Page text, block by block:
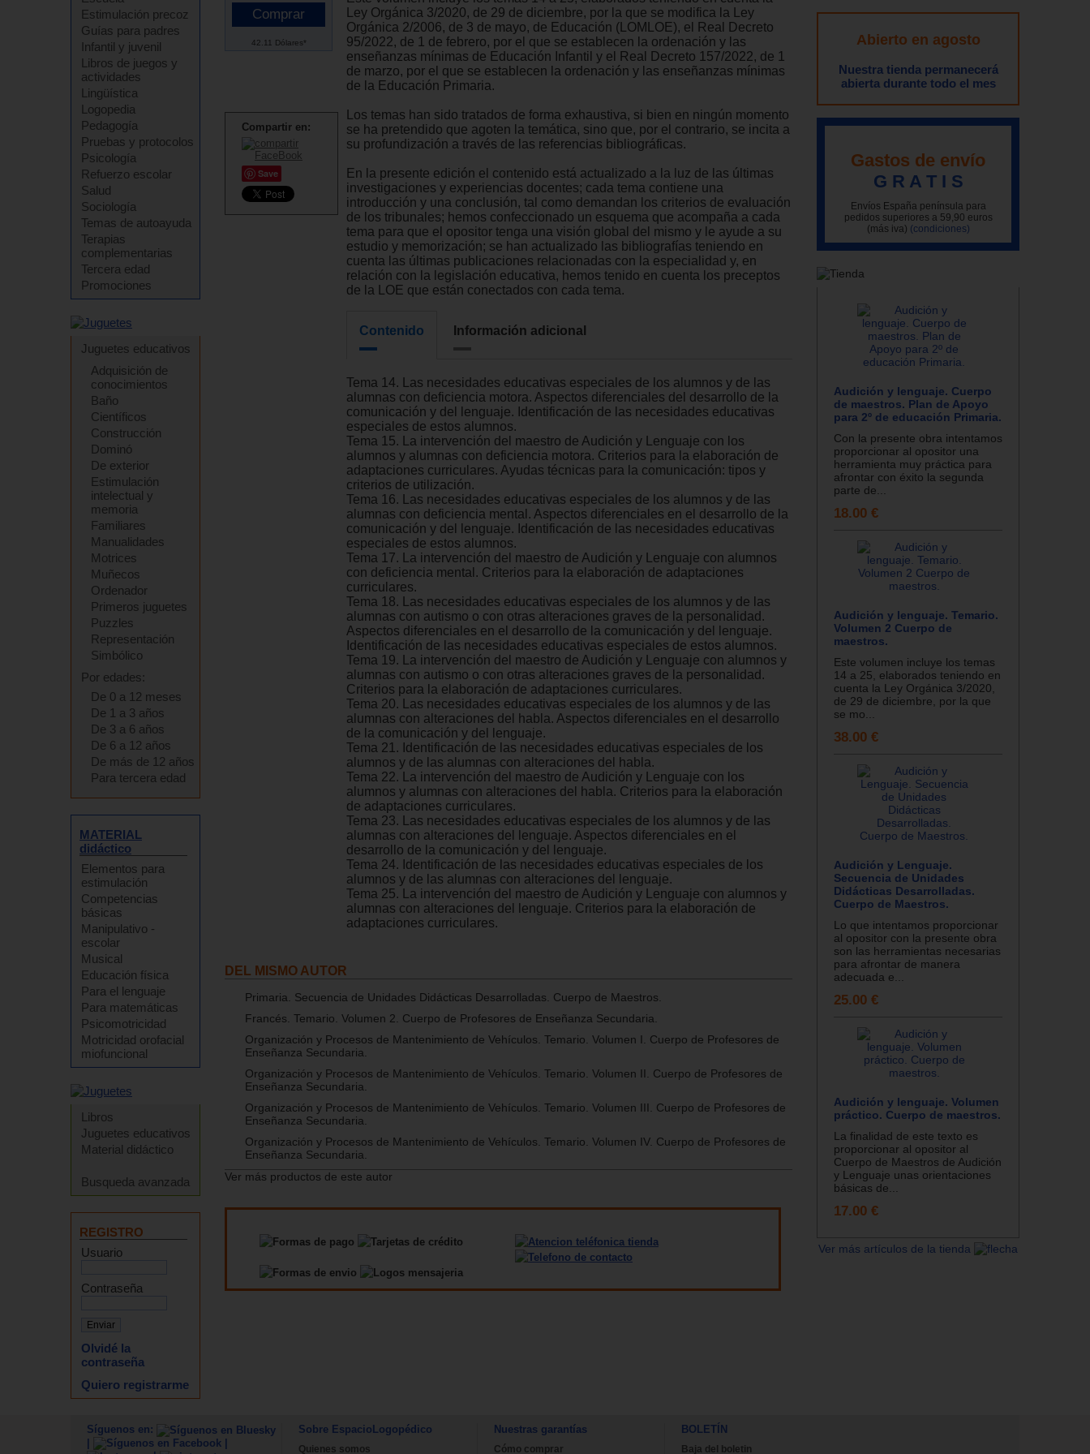
Estimulación precoz
Guías para padres
Infantil y juvenil
Libros de juegos y
actividades
Lingüística
Logopedia
Pedagogía
Pruebas y protocolos
Psicología
Refuerzo escolar
Salud
Sociología
Temas de autoayuda
Terapias
complementarias
Tercera edad
Promociones
Juguetes educativos
Adquisición de
conocimientos
Baño
Científicos
Construcción
Dominó
De exterior
Estimulación
intelectual y
memoria
Familiares
Manualidades
Motrices
Muñecos
Ordenador
Primeros juguetes
Puzzles
Representación
Simbólico
Por edades:
De 0 a 12 meses
De 1 a 3 años
De 3 a 6 años
De 6 a 12 años
De más de 12 años
Para tercera edad
MATERIAL
didáctico
Elementos para
estimulación
Competencias
básicas
Manipulativo -
escolar
Musical
Educación física
Para el lenguaje
Para matemáticas
Psicomotricidad
Motricidad orofacial
miofuncional
Libros
Juguetes educativos
Material didáctico
Busqueda avanzada
REGISTRO
Usuario
Contraseña
Olvidé la
contraseña
Quiero registrarme
42.11 Dólares*
Compartir en:
Save
Ley Orgánica 3/2020, de 29 de diciembre, por la que se modifica la Ley
Orgánica 2/2006, de 3 de mayo, de Educación (LOMLOE), el Real Decreto
95/2022, de 1 de febrero, por el que se establecen la ordenación y las
enseñanzas mínimas de Educación Infantil y el Real Decreto 157/2022, de 1
de marzo, por el que se establecen la ordenación y las enseñanzas mínimas
de la Educación Primaria.
Los temas han sido tratados de forma exhaustiva, si bien en ningún momento
se ha pretendido que agoten la temática, sino que, por el contrario, se incita a
su profundización a través de las referencias bibliográficas.
En la presente edición el contenido está actualizado a la luz de las últimas
investigaciones y experiencias docentes; cada tema contiene una
introducción y una conclusión, tal como demandan los criterios de evaluación
de los tribunales; hemos confeccionado un esquema que acompaña a cada
tema para que el opositor tenga una visión global del mismo y le ayude a su
estudio y memorización; se han actualizado las bibliografías teniendo en
cuenta las últimas publicaciones relacionadas con la especialidad y, en
relación con la legislación educativa, hemos tenido en cuenta los preceptos
de la LOE que están conectados con cada tema.
Contenido Información adicional
Tema 14. Las necesidades educativas especiales de los alumnos y de las
alumnas con deficiencia motora. Aspectos diferenciales del desarrollo de la
comunicación y del lenguaje. Identificación de las necesidades educativas
especiales de estos alumnos.
Tema 15. La intervención del maestro de Audición y Lenguaje con los
alumnos y alumnas con deficiencia motora. Criterios para la elaboración de
adaptaciones curriculares. Ayudas técnicas para la comunicación: tipos y
criterios de utilización.
Tema 16. Las necesidades educativas especiales de los alumnos y de las
alumnas con deficiencia mental. Aspectos diferenciales en el desarrollo de la
comunicación y del lenguaje. Identificación de las necesidades educativas
especiales de estos alumnos.
Tema 17. La intervención del maestro de Audición y Lenguaje con alumnos
con deficiencia mental. Criterios para la elaboración de adaptaciones
curriculares.
Tema 18. Las necesidades educativas especiales de los alumnos y de las
alumnas con autismo o con otras alteraciones graves de la personalidad.
Aspectos diferenciales en el desarrollo de la comunicación y del lenguaje.
Identificación de las necesidades educativas especiales de estos alumnos.
Tema 19. La intervención del maestro de Audición y Lenguaje con alumnos y
alumnas con autismo o con otras alteraciones graves de la personalidad.
Criterios para la elaboración de adaptaciones curriculares.
Tema 20. Las necesidades educativas especiales de los alumnos y de las
alumnas con alteraciones del habla. Aspectos diferenciales en el desarrollo
de la comunicación y del lenguaje.
Tema 21. Identificación de las necesidades educativas especiales de los
alumnos y de las alumnas con alteraciones del habla.
Tema 22. La intervención del maestro de Audición y Lenguaje con los
alumnos y alumnas con alteraciones del habla. Criterios para la elaboración
de adaptaciones curriculares.
Tema 23. Las necesidades educativas especiales de los alumnos y de las
alumnas con alteraciones del lenguaje. Aspectos diferenciales en el
desarrollo de la comunicación y del lenguaje.
Tema 24. Identificación de las necesidades educativas especiales de los
alumnos y de las alumnas con alteraciones del lenguaje.
Tema 25. La intervención del maestro de Audición y Lenguaje con alumnos y
alumnas con alteraciones del lenguaje. Criterios para la elaboración de
adaptaciones curriculares.
DEL MISMO AUTOR
Primaria. Secuencia de Unidades Didácticas Desarrolladas. Cuerpo de Maestros.
Francés. Temario. Volumen 2. Cuerpo de Profesores de Enseñanza Secundaria.
Organización y Procesos de Mantenimiento de Vehículos. Temario. Volumen I. Cuerpo de Profesores de
Enseñanza Secundaria.
Organización y Procesos de Mantenimiento de Vehículos. Temario. Volumen II. Cuerpo de Profesores de
Enseñanza Secundaria.
Organización y Procesos de Mantenimiento de Vehículos. Temario. Volumen III. Cuerpo de Profesores de
Enseñanza Secundaria.
Organización y Procesos de Mantenimiento de Vehículos. Temario. Volumen IV. Cuerpo de Profesores de
Enseñanza Secundaria.
Ver más productos de este autor
Abierto en agosto
Nuestra tienda permanecerá
abierta durante todo el mes
Gastos de envío
G R A T I S
Envíos España península para
pedidos superiores a 59,90 euros
(más iva) (condiciones)
Audición y lenguaje. Cuerpo
de maestros. Plan de Apoyo
para 2º de educación Primaria.
Con la presente obra intentamos
proporcionar al opositor una
herramienta muy práctica para
afrontar con éxito la segunda
parte de...
18.00 €
Audición y lenguaje. Temario.
Volumen 2 Cuerpo de
maestros.
Este volumen incluye los temas
14 a 25, elaborados teniendo en
cuenta la Ley Orgánica 3/2020,
de 29 de diciembre, por la que
se mo...
38.00 €
Audición y Lenguaje.
Secuencia de Unidades
Didácticas Desarrolladas.
Cuerpo de Maestros.
Lo que intentamos proporcionar
al opositor con la presente obra
son las herramientas necesarias
para afrontar de manera
adecuada e...
25.00 €
Audición y lenguaje. Volumen
práctico. Cuerpo de maestros.
La finalidad de este texto es
proporcionar al opositor al
Cuerpo de Maestros de Audición
y Lenguaje unas orientaciones
básicas de...
17.00 €
Ver más artículos de la tienda
Síguenos en:
|
|
Sobre EspacioLogopédico
Quienes somos
Nuestras garantías
Cómo comprar
BOLETÍN
Baja del boletin